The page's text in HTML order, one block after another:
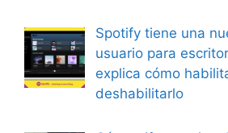
Spotify tiene una
usuario para
explica cómo
deshabilitarlo